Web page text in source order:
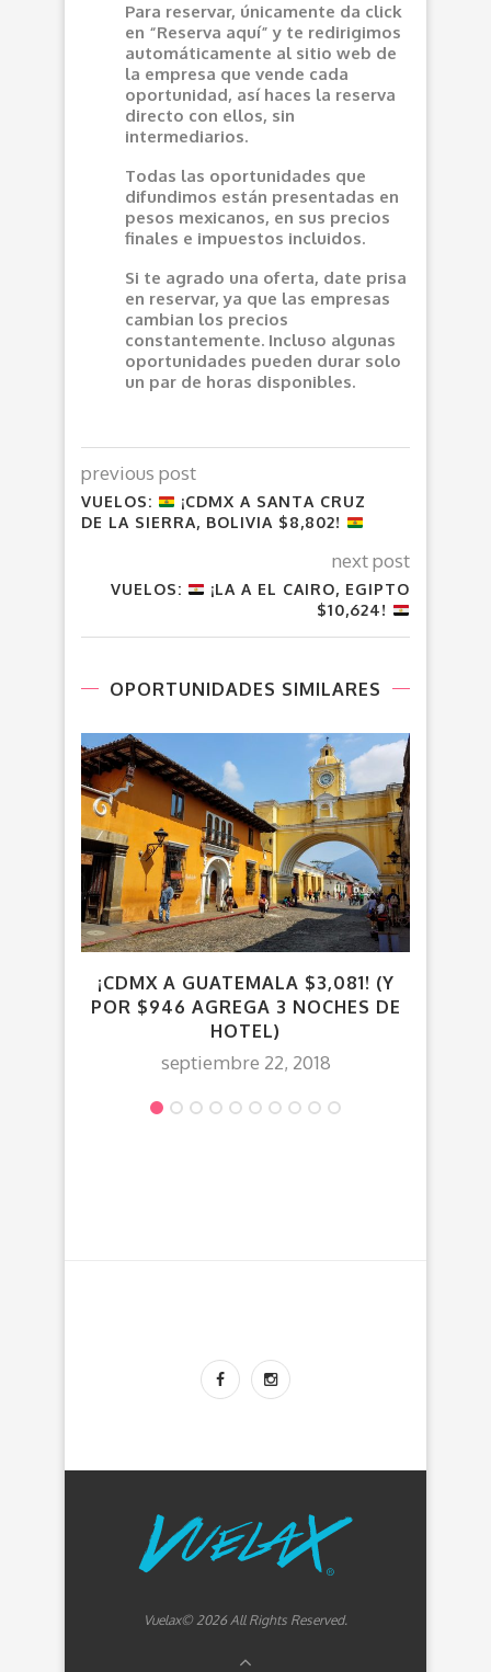
Para reservar, únicamente da click
en “Reserva aquí” y te redirigimos
automáticamente al sitio web de
la empresa que vende cada
oportunidad, así haces la reserva
directo con ellos, sin
intermediarios.
Todas las oportunidades que
difundimos están presentadas en
pesos mexicanos, en sus precios
finales e impuestos incluidos.
Si te agrado una oferta, date prisa
en reservar, ya que las empresas
cambian los precios
constantemente. Incluso algunas
oportunidades pueden durar solo
un par de horas disponibles.
previous post
VUELOS:
¡CDMX A SANTA CRUZ
DE LA SIERRA, BOLIVIA $8,802!
next post
VUELOS:
¡LA A EL CAIRO, EGIPTO
$10,624!
OPORTUNIDADES SIMILARES
¡CDMX A GUATEMALA $3,081! (Y
POR $946 AGREGA 3 NOCHES DE
HOTEL)
septiembre 22, 2018
Vuelax© 2026 All Rights Reserved.